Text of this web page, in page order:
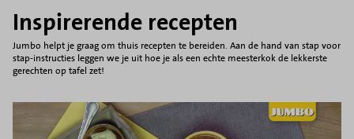
Inspirerende recepten
Jumbo helpt je graag om thuis recepten te bereiden. Aan de hand van stap voor
stap-instructies leggen we je uit hoe je als een echte meesterkok de lekkerste
gerechten op tafel zet!